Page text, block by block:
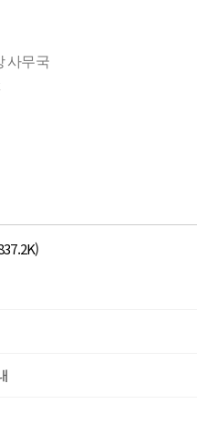
사무국